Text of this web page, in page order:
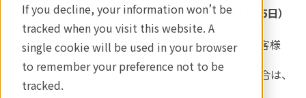
If you decline, your information won’t be
tracked when you visit this website. A
single cookie will be used in your browser
to remember your preference not to be
tracked.
2DP ver 2.1.6 をリリースしました。（2018年1月15日）
2DP ver 1.0.x ～ 1.1.x または 2.0 をお持ちのお客様
は、ver 2.1.6 へ無償でアップデートできます。
（DVD-ROM でのアップグレードをご希望の場合は、
有料となりますので